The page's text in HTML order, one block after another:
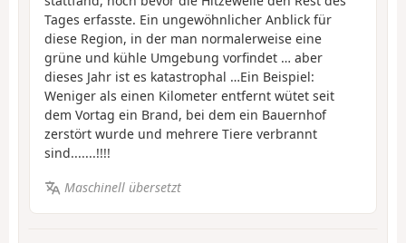
Tages erfasste. Ein ungewöhnlicher Anblick für
diese Region, in der man normalerweise eine
grüne und kühle Umgebung vorfindet … aber
dieses Jahr ist es katastrophal …Ein Beispiel:
Weniger als einen Kilometer entfernt wütet seit
dem Vortag ein Brand, bei dem ein Bauernhof
zerstört wurde und mehrere Tiere verbrannt
sind.......!!!!
Maschinell übersetzt